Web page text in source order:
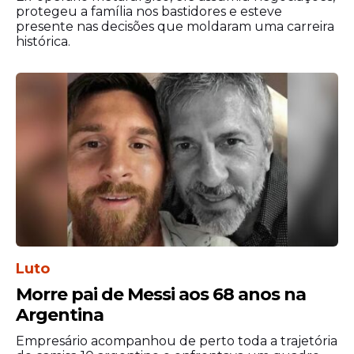
Para a Diocese de Caruaru, a realização da
programação em Corpus Christi
fortalecer a evangelização e promover um
momento de unidade entre os fiéis.
A expectativa da organização é de que a
protegeu a família nos bastidores e esteve
presente nas decisões que moldaram uma carreira
histórica.
Luto
Morre pai de Messi aos 68 anos na
Argentina
Empresário acompanhou de perto toda a trajetória